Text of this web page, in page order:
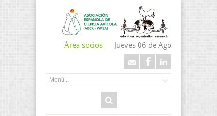
Área socios Jueves 06 de Ago